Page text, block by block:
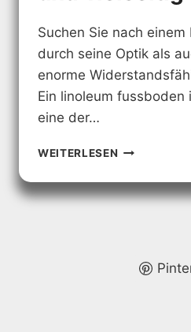
Suchen Sie nach
durch seine Optik als
enorme
Ein linoleum
eine der…
WEITERLESEN LINOLEUM
LANGLEBIG,